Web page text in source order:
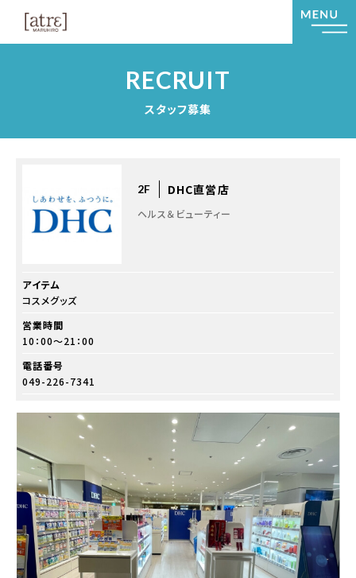
RECRUIT
スタッフ募集
2F DHC直営店
ヘルス＆ビューティー
アイテム
コスメグッズ
営業時間
10：00～21：00
電話番号
049-226-7341